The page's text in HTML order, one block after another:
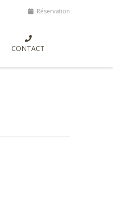
entrepreneuriales axées
Réservation
CONTACT